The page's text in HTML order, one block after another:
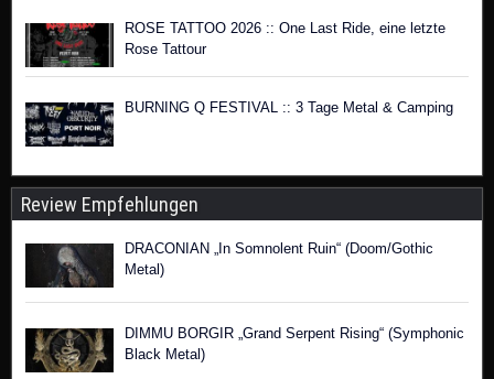
ROSE TATTOO 2026 :: One Last Ride, eine letzte
Rose Tattour
BURNING Q FESTIVAL :: 3 Tage Metal & Camping
Review Empfehlungen
DRACONIAN „In Somnolent Ruin“ (Doom/Gothic
Metal)
DIMMU BORGIR „Grand Serpent Rising“ (Symphonic
Black Metal)